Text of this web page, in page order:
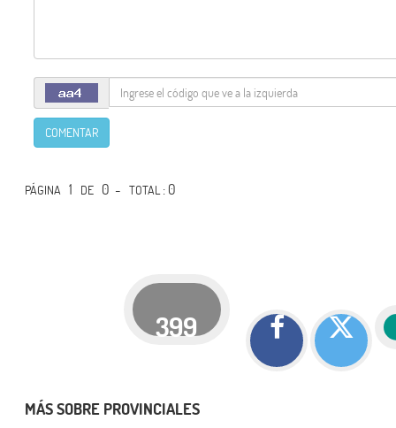
COMENTAR
PÁGINA 1 DE 0 -TOTAL: 0
399
MÁS SOBRE PROVINCIALES